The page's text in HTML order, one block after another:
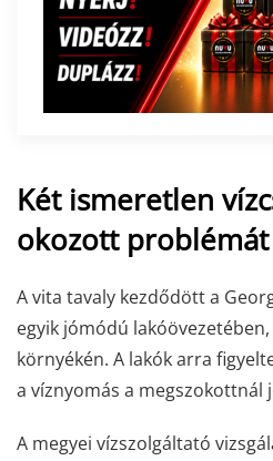
Két ismeretlen
okozott problémát
A vita tavaly kezdődött a
egyik jómódú
környékén. A lakók arra
a víznyomás a megszokottnál
A megyei vízszolgáltató